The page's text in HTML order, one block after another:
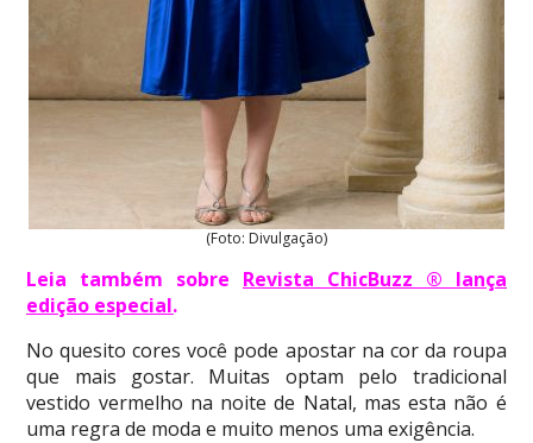
(Foto: Divulgação)
Leia também sobre Revista ChicBuzz ® lança
edição especial.
No quesito cores você pode apostar na cor da roupa
que mais gostar. Muitas optam pelo tradicional
vestido vermelho na noite de Natal, mas esta não é
uma regra de moda e muito menos uma exigência.